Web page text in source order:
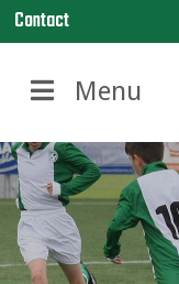
Contact
Menu